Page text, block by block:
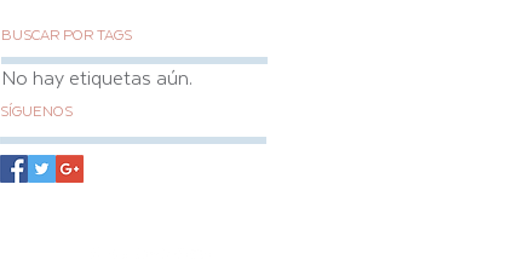
BUSCAR POR TAGS
No hay etiquetas aún.
SÍGUENOS